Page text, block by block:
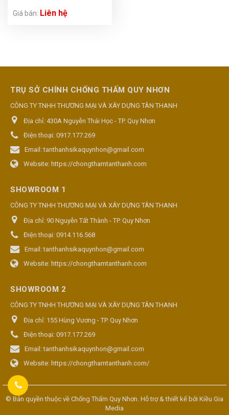
Giá bán: Liên hệ
TRỤ SỞ CHÍNH CHỐNG THẤM QUY NHƠN
CÔNG TY TNHH THƯƠNG MẠI VÀ XÂY DỰNG TÂN THANH
Địa chỉ: 430A Nguyễn Thái Học - TP. Quy Nhơn
Điện thoại: 0917.177.269
Email:tanthanhsikaquynhon@gmail.com
Website: https://chongthamtanthanh.com
SHOWROOM 1
CÔNG TY TNHH THƯƠNG MẠI VÀ XÂY DỰNG TÂN THANH
Địa chỉ: 90 Nguyễn Tất Thành - TP. Quy Nhơn
Điện thoại: 0914.116.568
Email:tanthanhsikaquynhon@gmail.com
Website: https://chongthamtanthanh.com
SHOWROOM 2
CÔNG TY TNHH THƯƠNG MẠI VÀ XÂY DỰNG TÂN THANH
Địa chỉ: 155 Hùng Vương - TP. Quy Nhơn
Điện thoại: 0917.177.269
Email:tanthanhsikaquynhon@gmail.com
Website: https://chongthamtanthanh.com/
© Bản quyền thuộc về Chống Thấm Quy Nhơn . Hỗ trợ & thiết kế bởi Kiều Gia
Media